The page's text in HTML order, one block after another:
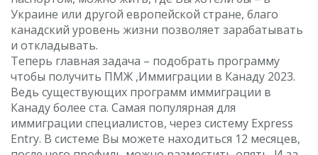
Украине или другой европейской стране, благо
канадский уровень жизни позволяет зарабатывать
и откладывать.
Теперь главная задача – подобрать программу
чтобы получить ПМЖ ,Иммиграции в Канаду 2023.
Ведь существующих программ иммиграции в
Канаду более ста. Самая популярная для
иммиграции специалистов, через систему Express
Entry. В системе Вы можете находиться 12 месяцев,